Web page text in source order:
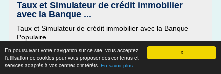
X
En poursuivant votre navigation sur ce site, vous acceptez
l'utilisation de cookies pour vous proposer des contenus et
services adaptés à vos centres d'intérêts. En savoir plus
Taux et Simulateur de crédit immobilier
avec la Banque ...
Taux et Simulateur de crédit immobilier avec la Banque
Populaire
Taux et Simulateur de crédit immobilier avec la Banque
Populaire
Vous voulez acheter un bien immobilier et vous vous